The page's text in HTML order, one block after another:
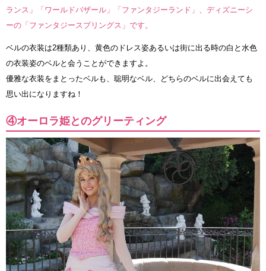
ランス」「ワールドバザール」「ファンタジーランド」、ディズニーシ
ーの「ファンタジースプリングス」です。
ベルの衣装は2種類あり、黄色のドレス姿あるいは街に出る時の白と水色
の衣装姿のベルと会うことができますよ。
優雅な衣装をまとったベルも、聡明なベル、どちらのベルに出会えても
思い出になりますね！
④オーロラ姫とのグリーティング